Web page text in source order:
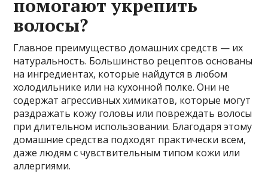
помогают укрепить
волосы?
Главное преимущество домашних средств — их
натуральность. Большинство рецептов основаны
на ингредиентах, которые найдутся в любом
холодильнике или на кухонной полке. Они не
содержат агрессивных химикатов, которые могут
раздражать кожу головы или повреждать волосы
при длительном использовании. Благодаря этому
домашние средства подходят практически всем,
даже людям с чувствительным типом кожи или
аллергиями.